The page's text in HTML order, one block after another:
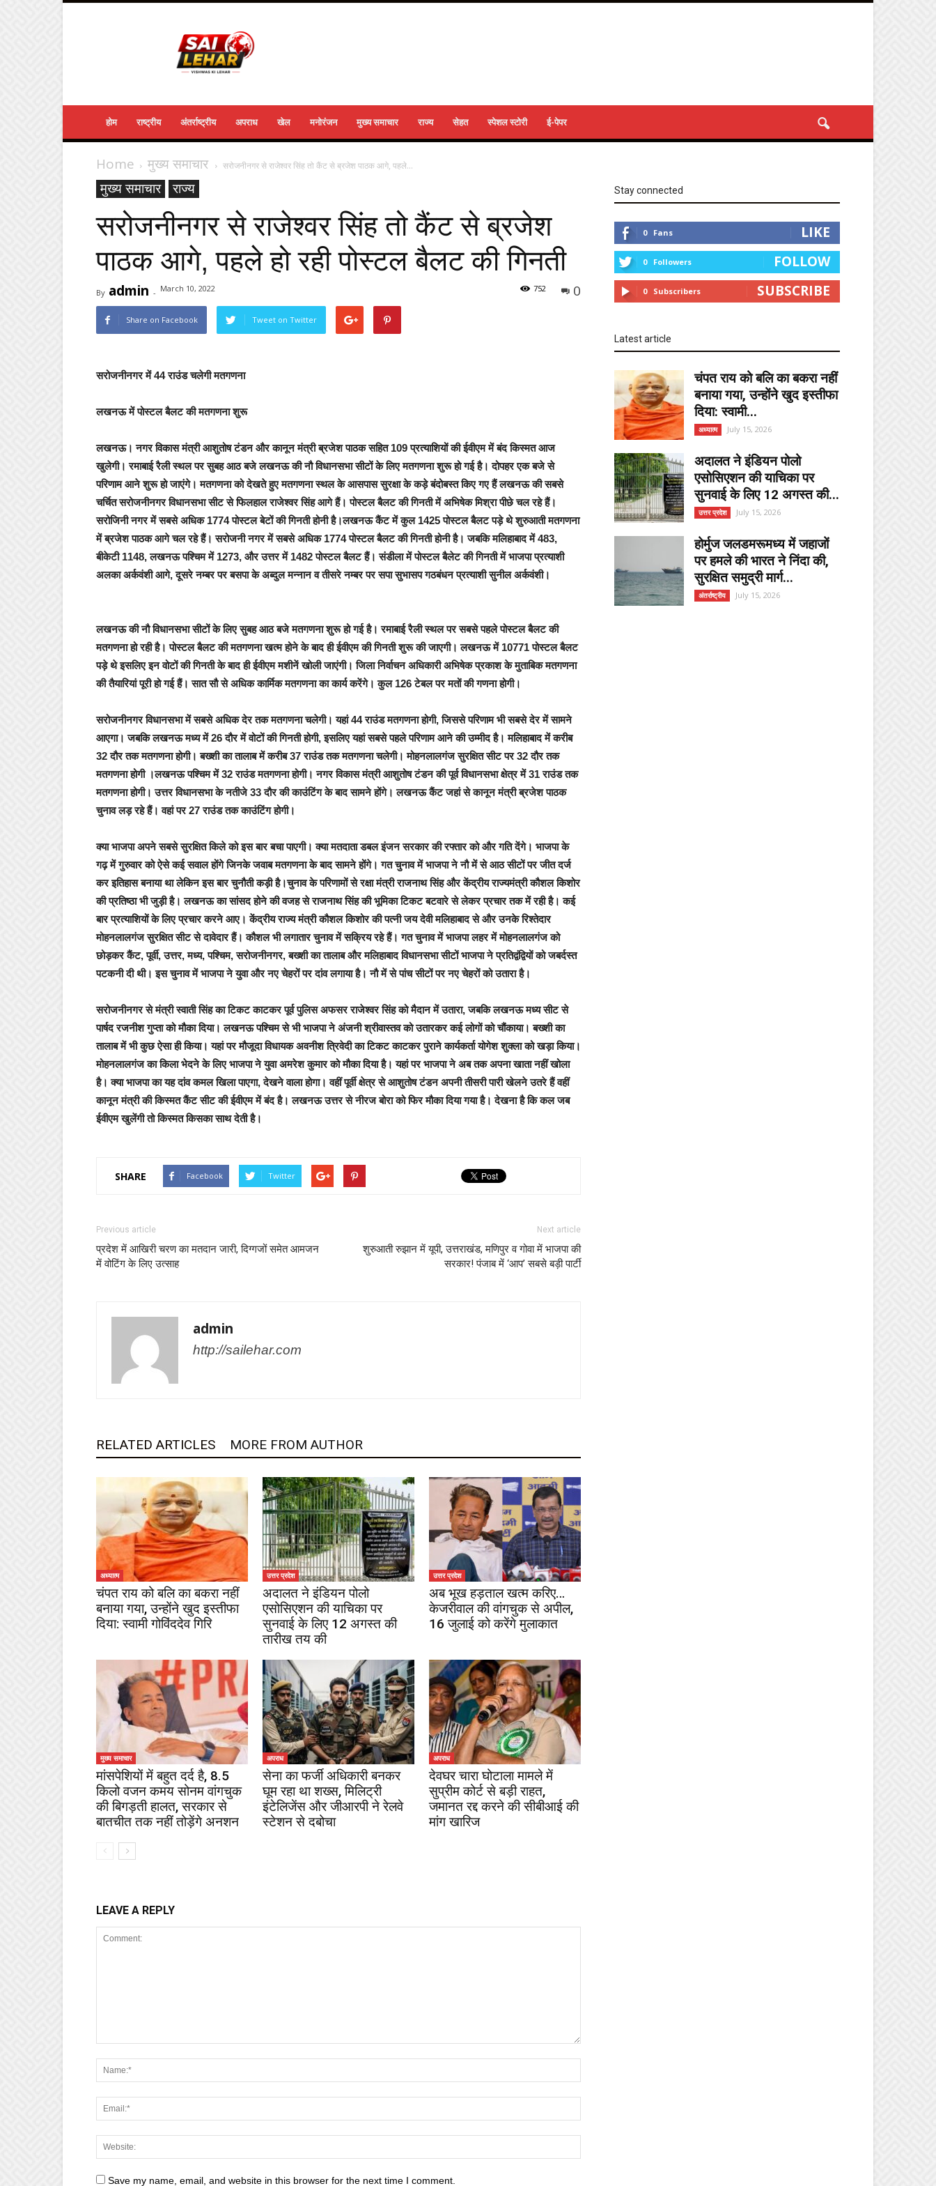
होम राष्ट्रीय अंतर्राष्ट्रीय अपराध खेल मनोरंजन मुख्य समाचार राज्य सेहत स्पेशल स्टोरी ई-पेपर
Home मुख्य समाचार सरोजनीनगर से राजेश्वर सिंह तो कैंट से ब्रजेश पाठक आगे, पहले...
मुख्य समाचार राज्य
सरोजनीनगर से राजेश्वर सिंह तो कैंट से ब्रजेश
पाठक आगे, पहले हो रही पोस्टल बैलट की ग‍िनती
By admin - March 10, 2022 0
752
Share on Facebook Tweet on Twitter
सरोजनीनगर में 44 राउंड चलेगी मतगणना
लखनऊ में पोस्टल बैलट की मतगणना शुरू
लखनऊ।नगर विकास मंत्री आशुतोष टंडन और कानून मंत्री ब्रजेश पाठक सहित 109 प्रत्याशियों की ईवीएम में बंद किस्मत आज
खुलेगी। रमाबाई रैली स्थल पर सुबह आठ बजे लखनऊ की नौ विधानसभा सीटों के लिए मतगणना शुरू हो गई है। दोपहर एक बजे से
परिणाम आने शुरू हो जाएंगे। मतगणना को देखते हुए मतगणना स्थल के आसपास सुरक्षा के कड़े बंदोबस्त किए गए हैं लखनऊ की सबसे
चर्चित सरोजनीनगर विधानसभा सीट से फिलहाल राजेश्वर सिंह आगे हैं। पोस्टल बैलट की गिनती में अभिषेक मिश्रा पीछे चल रहे हैं।
सरोजिनी नगर में सबसे अधिक 1774 पोस्टल बेटों की गिनती होनी है।लखनऊ कैंट में कुल 1425 पोस्टल बैलट पड़े थे शुरुआती मतगणना
में ब्रजेश पाठक आगे चल रहे हैं। सरोजनी नगर में सबसे अधिक 1774 पोस्टल बैलट की गिनती होनी है। जबकि मलिहाबाद में 483,
बीकेटी 1148, लखनऊ पश्चिम में 1273, और उत्तर में 1482 पोस्टल बैलट हैं। संडीला में पोस्टल बैलेट की गिनती में भाजपा प्रत्याशी
अलका अर्कवंशी आगे, दूसरे नम्बर पर बसपा के अब्दुल मन्नान व तीसरे नम्बर पर सपा सुभासप गठबंधन प्रत्याशी सुनील अर्कवंशी।
लखनऊ की नौ विधानसभा सीटों के लिए सुबह आठ बजे मतगणना शुरू हो गई है। रमाबाई रैली स्थल पर सबसे पहले पोस्टल बैलट की
मतगणना हो रही है। पोस्टल बैलट की मतगणना खत्म होने के बाद ही ईवीएम की गिनती शुरू की जाएगी। लखनऊ में 10771 पोस्टल बैलट
पड़े थे इसलिए इन वोटों की गिनती के बाद ही ईवीएम मशीनें खोली जाएंगी। जिला निर्वाचन अधिकारी अभिषेक प्रकाश के मुताबिक मतगणना
की तैयारियां पूरी हो गई हैं। सात सौ से अधिक कार्मिक मतगणना का कार्य करेंगे। कुल 126 टेबल पर मतों की गणना होगी।
सरोजनीनगर विधानसभा में सबसे अधिक देर तक मतगणना चलेगी। यहां 44 राउंड मतगणना होगी, जिससे परिणाम भी सबसे देर में सामने
आएगा। जबकि लखनऊ मध्य में 26 दौर में वोटों की गिनती होगी, इसलिए यहां सबसे पहले परिणाम आने की उम्मीद है। मलिहाबाद में करीब
32 दौर तक मतगणना होगी। बख्शी का तालाब में करीब 37 राउंड तक मतगणना चलेगी। मोहनलालगंज सुरक्षित सीट पर 32 दौर तक
मतगणना होगी ।लखनऊ पश्चिम में 32 राउंड मतगणना होगी। नगर विकास मंत्री आशुतोष टंडन की पूर्व विधानसभा क्षेत्र में 31 राउंड तक
मतगणना होगी। उत्तर विधानसभा के नतीजे 33 दौर की काउंटिंग के बाद सामने होंगे। लखनऊ कैंट जहां से कानून मंत्री ब्रजेश पाठक
चुनाव लड़ रहे हैं। वहां पर 27 राउंड तक काउंटिंग होगी।
क्या भाजपा अपने सबसे सुरक्षित किले को इस बार बचा पाएगी। क्या मतदाता डबल इंजन सरकार की रफ्तार को और गति देंगे। भाजपा के
गढ़ में गुरुवार को ऐसे कई सवाल होंगे जिनके जवाब मतगणना के बाद सामने होंगे। गत चुनाव में भाजपा ने नौ में से आठ सीटों पर जीत दर्ज
कर इतिहास बनाया था लेकिन इस बार चुनौती कड़ी है।चुनाव के परिणामों से रक्षा मंत्री राजनाथ सिंह और केंद्रीय राज्यमंत्री कौशल किशोर
की प्रतिष्ठा भी जुड़ी है। लखनऊ का सांसद होने की वजह से राजनाथ सिंह की भूमिका टिकट बटवारे से लेकर प्रचार तक में रही है। कई
बार प्रत्याशियों के लिए प्रचार करने आए। केंद्रीय राज्य मंत्री कौशल किशोर की पत्नी जय देवी मलिहाबाद से और उनके रिश्तेदार
मोहनलालगंज सुरक्षित सीट से दावेदार हैं। कौशल भी लगातार चुनाव में सक्रिय रहे हैं। गत चुनाव में भाजपा लहर में मोहनलालगंज को
छोड़कर कैंट, पूर्वी, उत्तर, मध्य, पश्चिम, सरोजनीनगर, बख्शी का तालाब और मलिहाबाद विधानसभा सीटों भाजपा ने प्रतिद्वंद्वियों को जबर्दस्त
पटकनी दी थी। इस चुनाव में भाजपा ने युवा और नए चेहरों पर दांव लगाया है। नौ में से पांच सीटों पर नए चेहरों को उतारा है।
सरोजनीनगर से मंत्री स्वाती सिंह का टिकट काटकर पूर्व पुलिस अफसर राजेश्वर सिंह को मैदान में उतारा, जबकि लखनऊ मध्य सीट से
पार्षद रजनीश गुप्ता को मौका दिया। लखनऊ पश्चिम से भी भाजपा ने अंजनी श्रीवास्तव को उतारकर कई लोगों को चौंकाया। बख्शी का
तालाब में भी कुछ ऐसा ही किया। यहां पर मौजूदा विधायक अवनीश त्रिवेदी का टिकट काटकर पुराने कार्यकर्ता योगेश शुक्ला को खड़ा किया।
मोहनलालगंज का किला भेदने के लिए भाजपा ने युवा अमरेश कुमार को मौका दिया है। यहां पर भाजपा ने अब तक अपना खाता नहीं खोला
है। क्या भाजपा का यह दांव कमल खिला पाएगा, देखने वाला होगा। वहीं पूर्वी क्षेत्र से आशुतोष टंडन अपनी तीसरी पारी खेलने उतरे हैं वहीं
कानून मंत्री की किस्मत कैंट सीट की ईवीएम में बंद है। लखनऊ उत्तर से नीरज बोरा को फिर मौका दिया गया है। देखना है कि कल जब
ईवीएम खुलेंगी तो किस्मत किसका साथ देती है।
SHARE Facebook Twitter
Previous article
प्रदेश में आखिरी चरण का मतदान जारी, दिग्गजों समेत आमजन
में वोटिंग के लिए उत्साह
Next article
शुरुआती रुझान में यूपी, उत्तराखंड, मणिपुर व गोवा में भाजपा की
सरकार! पंजाब में ‘आप’ सबसे बड़ी पार्टी
admin
http://sailehar.com
RELATED ARTICLES MORE FROM AUTHOR
अध्यात्म
चंपत राय को बलि का बकरा नहीं
बनाया गया, उन्होंने खुद इस्तीफा
दिया: स्वामी गोविंददेव गिरि
उत्तर प्रदेश
अदालत ने इंडियन पोलो
एसोसिएशन की याचिका पर
सुनवाई के लिए 12 अगस्त की
तारीख तय की
उत्तर प्रदेश
अब भूख हड़ताल खत्म करिए…
केजरीवाल की वांगचुक से अपील,
16 जुलाई को करेंगे मुलाकात
मुख्य समाचार
मांसपेशियों में बहुत दर्द है, 8.5
किलो वजन कमय सोनम वांगचुक
की बिगड़ती हालत, सरकार से
बातचीत तक नहीं तोड़ेंगे अनशन
अपराध
सेना का फर्जी अधिकारी बनकर
घूम रहा था शख्स, मिलिट्री
इंटेलिजेंस और जीआरपी ने रेलवे
स्टेशन से दबोचा
अपराध
देवघर चारा घोटाला मामले में
सुप्रीम कोर्ट से बड़ी राहत,
जमानत रद्द करने की सीबीआई की
मांग खारिज
LEAVE A REPLY
Save my name, email, and website in this browser for the next time I comment.
Stay connected
0 Fans LIKE
0 Followers FOLLOW
0 Subscribers SUBSCRIBE
Latest article
चंपत राय को बलि का बकरा नहीं
बनाया गया, उन्होंने खुद इस्तीफा
दिया: स्वामी...
अध्यात्म July 15, 2026
अदालत ने इंडियन पोलो
एसोसिएशन की याचिका पर
सुनवाई के लिए 12 अगस्त की...
उत्तर प्रदेश July 15, 2026
होर्मुज जलडमरूमध्य में जहाजों
पर हमले की भारत ने निंदा की,
सुरक्षित समुद्री मार्ग...
अंतर्राष्ट्रीय July 15, 2026